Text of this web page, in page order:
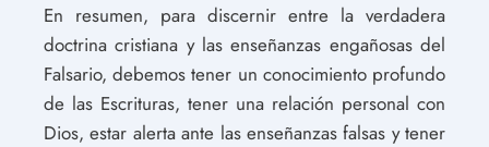
En resumen, para discernir entre la verdadera
doctrina cristiana y las enseñanzas engañosas del
Falsario, debemos tener un conocimiento profundo
de las Escrituras, tener una relación personal con
Dios, estar alerta ante las enseñanzas falsas y tener